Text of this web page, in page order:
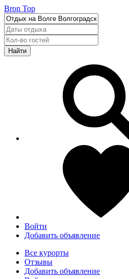
Bron Top
Найти
Войти
Добавить объявление
Все курорты
Отзывы
Добавить объявление